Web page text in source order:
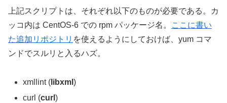
上記スクリプトは、それぞれ以下のものが必要である。カ
ッコ内は CentOS-6 での rpm パッケージ名。
ここに書い
た追加リポジトリ を使えるようにしておけば、yum コマ
ンドでスルリと入るハズ。
xmllint( libxml)
curl (curl)